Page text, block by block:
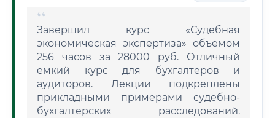
Завершил курс «Судебная
экономическая экспертиза» объемом
256 часов за 28000 руб. Отличный
емкий курс для бухгалтеров и
аудиторов. Лекции подкреплены
прикладными примерами судебно-
бухгалтерских расследований.